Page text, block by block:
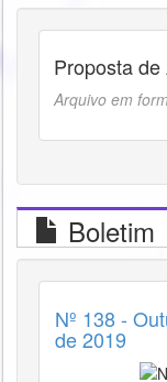
Proposta
Arquivo em
Boletim
Nº 138 -
de 2019